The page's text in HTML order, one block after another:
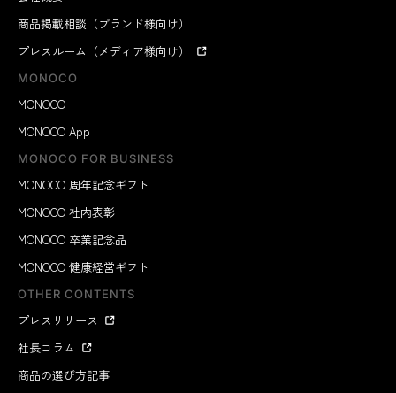
商品掲載相談（ブランド様向け）
プレスルーム（メディア様向け）
MONOCO
MONOCO
MONOCO App
MONOCO FOR BUSINESS
MONOCO 周年記念ギフト
MONOCO 社内表彰
MONOCO 卒業記念品
MONOCO 健康経営ギフト
OTHER CONTENTS
プレスリリース
社長コラム
商品の選び方記事